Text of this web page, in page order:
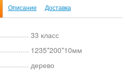
Описание Доставка
33 класс
1235*200*10мм
дерево